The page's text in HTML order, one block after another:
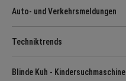
Auto- und Verkehrsmeldungen
Techniktrends
Blinde Kuh - Kindersuchmaschine